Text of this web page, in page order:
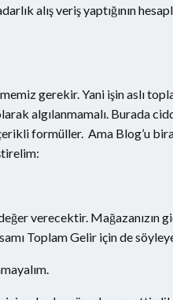
alış veriş yaptığının
gerekir. Yani işin aslı
algılanmamalı. Burada
formüller. Ama Blog’u
verecektir. Mağazanızın
Toplam Gelir için de